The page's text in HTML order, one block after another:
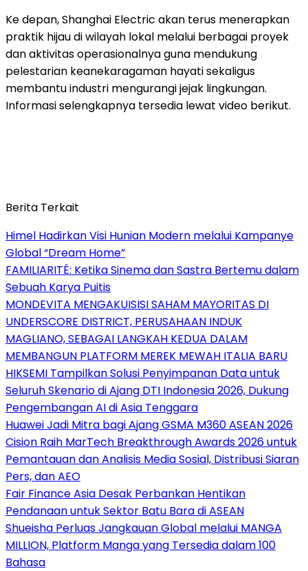
Ke depan, Shanghai Electric akan terus menerapkan
praktik hijau di wilayah lokal melalui berbagai proyek
dan aktivitas operasionalnya guna mendukung
pelestarian keanekaragaman hayati sekaligus
membantu industri mengurangi jejak lingkungan.
Informasi selengkapnya tersedia lewat video berikut.
Berita Terkait
Himel Hadirkan Visi Hunian Modern melalui Kampanye
Global “Dream Home”
FAMILIARITÉ: Ketika Sinema dan Sastra Bertemu dalam
Sebuah Karya Puitis
MONDEVITA MENGAKUISISI SAHAM MAYORITAS DI
UNDERSCORE DISTRICT, PERUSAHAAN INDUK
MAGLIANO, SEBAGAI LANGKAH KEDUA DALAM
MEMBANGUN PLATFORM MEREK MEWAH ITALIA BARU
HIKSEMI Tampilkan Solusi Penyimpanan Data untuk
Seluruh Skenario di Ajang DTI Indonesia 2026, Dukung
Pengembangan AI di Asia Tenggara
Huawei Jadi Mitra bagi Ajang GSMA M360 ASEAN 2026
Cision Raih MarTech Breakthrough Awards 2026 untuk
Pemantauan dan Analisis Media Sosial, Distribusi Siaran
Pers, dan AEO
Fair Finance Asia Desak Perbankan Hentikan
Pendanaan untuk Sektor Batu Bara di ASEAN
Shueisha Perluas Jangkauan Global melalui MANGA
MILLION, Platform Manga yang Tersedia dalam 100
Bahasa